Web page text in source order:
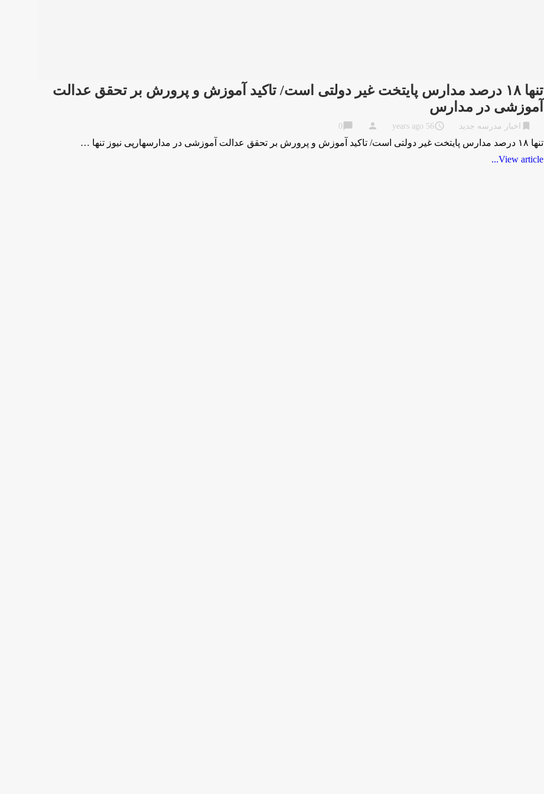
تنها ۱۸ درصد مدارس پایتخت غیر دولتی است/ تاکید آموزش و پرورش بر تحقق عدالت
آموزشی در مدارس
اخبار مدرسه جدید access_time
56 years ago
person
chat_bubble
0
تنها ۱۸ درصد مدارس پایتخت غیر دولتی است/ تاکید آموزش و پرورش بر تحقق عدالت آموزشی در مدارسهارپی نیوز تنها …
View article...